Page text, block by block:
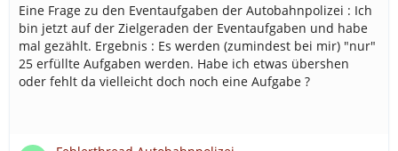
Eine Frage zu den Eventaufgaben der Autobahnpolizei : Ich
bin jetzt auf der Zielgeraden der Eventaufgaben und habe
mal gezählt. Ergebnis : Es werden (zumindest bei mir) "nur"
25 erfüllte Aufgaben werden. Habe ich etwas übershen
oder fehlt da vielleicht doch noch eine Aufgabe ?